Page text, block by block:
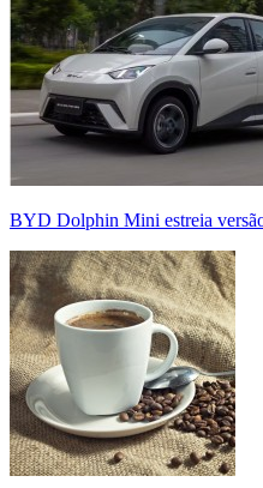
BYD Dolphin Mini estreia